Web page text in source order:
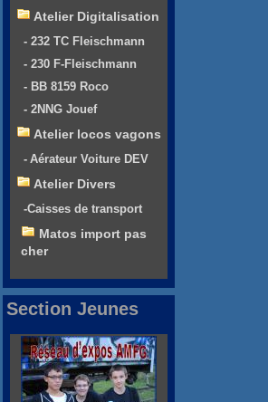
Atelier Digitalisation
- 232 TC Fleischmann
- 230 F-Fleischmann
- BB 8159 Roco
- 2NNG Jouef
Atelier locos vagons
- Aérateur Voiture DEV
Atelier Divers
-Caisses de transport
Matos import pas
cher
Section Jeunes